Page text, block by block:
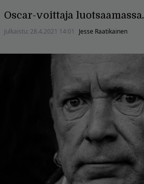
Oscar-voittaja luotsaamassa.
Julkaistu: 28.4.2021 14:01 Jesse Raatikainen